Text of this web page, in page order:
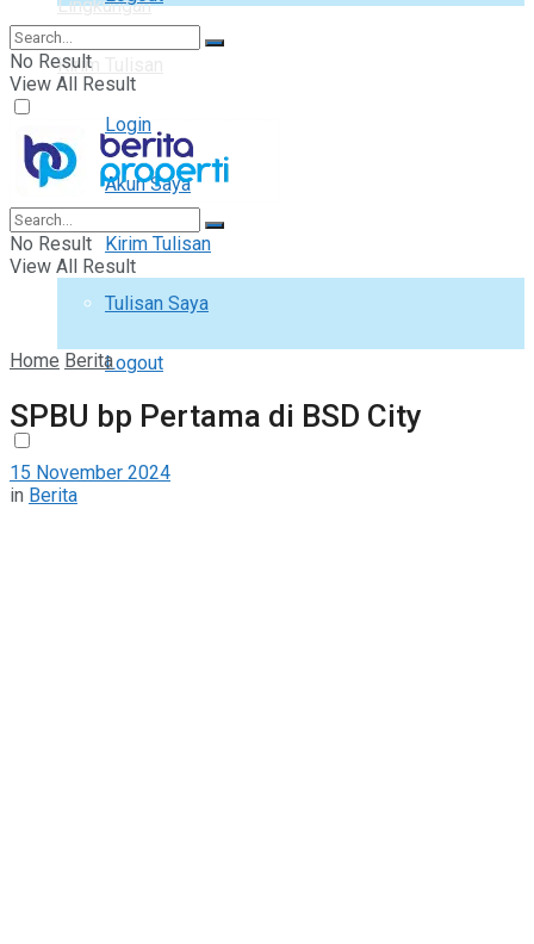
Lingkungan
Kirim Tulisan
Login
Akun Saya
Kirim Tulisan
Tulisan Saya
Logout
No Result
View All Result
No Result
View All Result
Home Berita
SPBU bp Pertama di BSD City
15 November 2024
in Berita